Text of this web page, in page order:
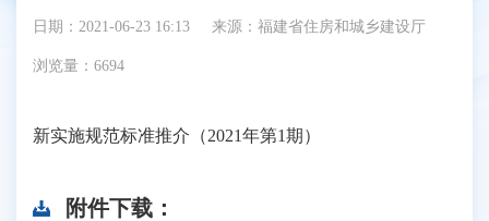
日期：2021-06-23 16:13 来源：福建省住房和城乡建设厅
浏览量： 6694
新实施规范标准推介（2021年第1期）
附件下载：